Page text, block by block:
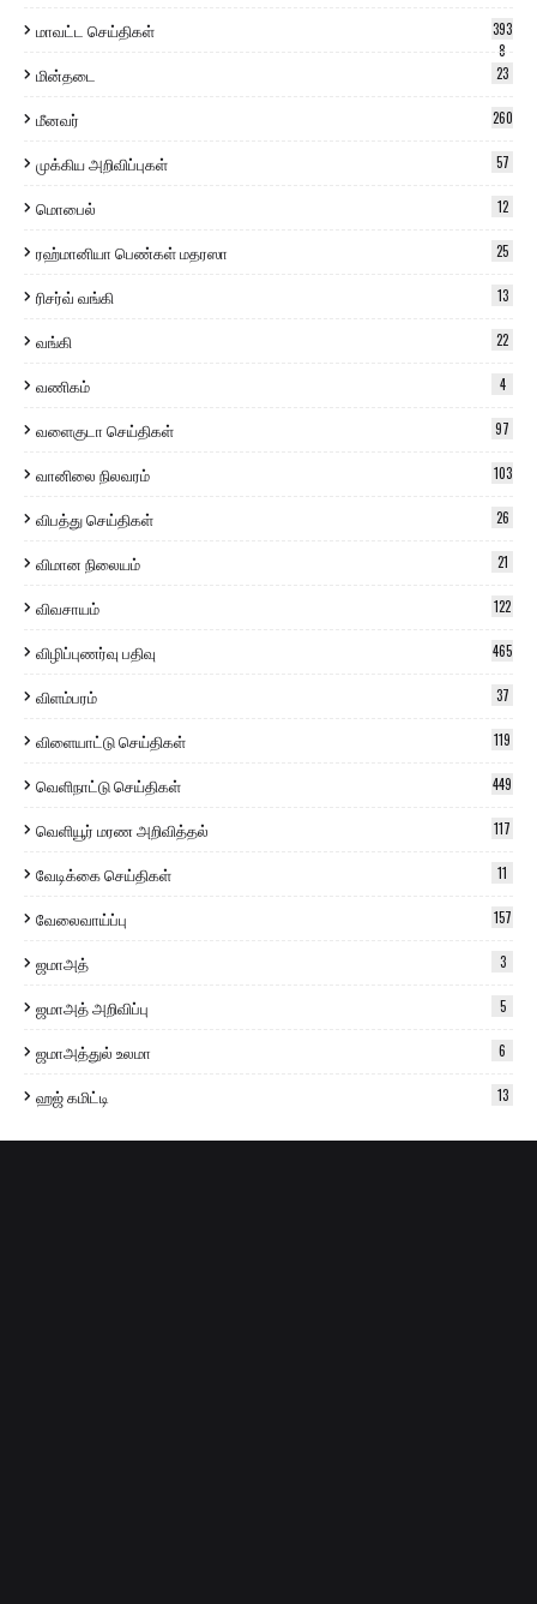
மாவட்ட செய்திகள்
393
8
மின்தடை 23
மீனவர் 260
முக்கிய அறிவிப்புகள் 57
மொபைல் 12
ரஹ்மானியா பெண்கள் மதரஸா 25
ரிசர்வ் வங்கி 13
வங்கி 22
வணிகம் 4
வளைகுடா செய்திகள் 97
வானிலை நிலவரம் 103
விபத்து செய்திகள் 26
விமான நிலையம் 21
விவசாயம் 122
விழிப்புணர்வு பதிவு 465
விளம்பரம் 37
விளையாட்டு செய்திகள் 119
வெளிநாட்டு செய்திகள் 449
வெளியூர் மரண அறிவித்தல் 117
வேடிக்கை செய்திகள் 11
வேலைவாய்ப்பு 157
ஜமாஅத் 3
ஜமாஅத் அறிவிப்பு 5
ஜமாஅத்துல் உலமா 6
ஹஜ் கமிட்டி 13